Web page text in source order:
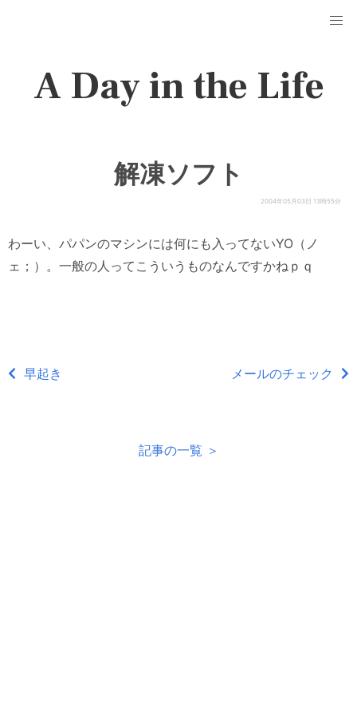
A Day in the Life
解凍ソフト
2004年05月03日 13時55分
わーい、パパンのマシンには何にも入ってないYO（ノ
ェ；）。一般の人ってこういうものなんですかねｐｑ
早起き メールのチェック
記事の一覧 ＞